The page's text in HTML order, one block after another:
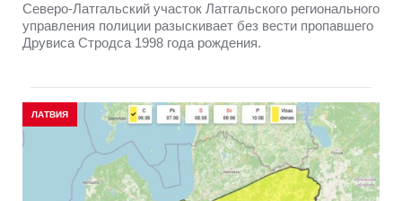
Северо-Латгальский участок Латгальского регионального
управления полиции разыскивает без вести пропавшего
Друвиса Стродса 1998 года рождения.
ЛАТВИЯ